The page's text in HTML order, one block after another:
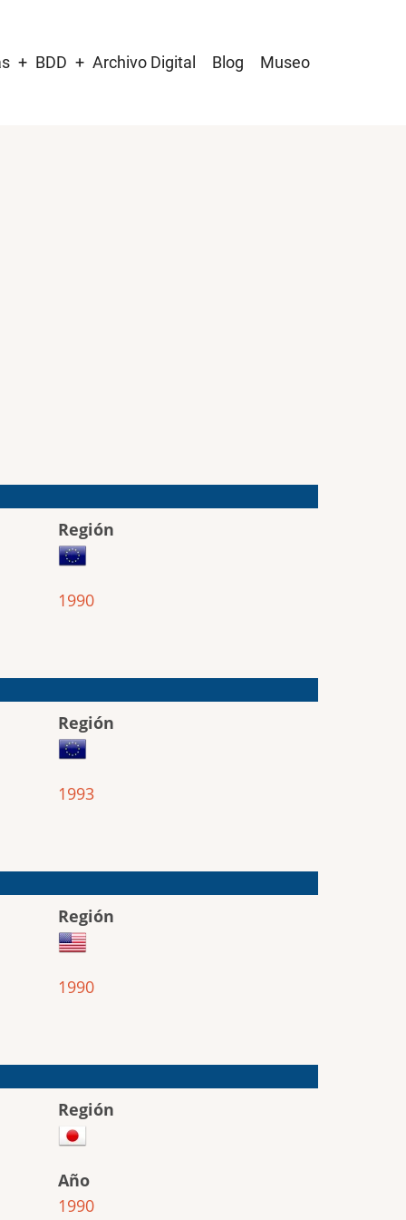
BDD Archivo Digital Blog Museo
Región
1990
Región
1993
Región
1990
Región
Año
1990